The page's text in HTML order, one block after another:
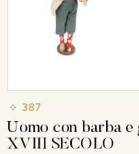
387
Uomo con barba
XVIII SECOLO